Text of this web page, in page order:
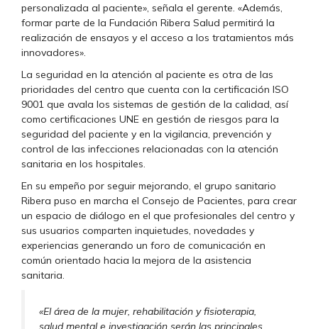
personalizada al paciente», señala el gerente. «Además,
formar parte de la Fundación Ribera Salud permitirá la
realización de ensayos y el acceso a los tratamientos más
innovadores».
La seguridad en la atención al paciente es otra de las
prioridades del centro que cuenta con la certificación ISO
9001 que avala los sistemas de gestión de la calidad, así
como certificaciones UNE en gestión de riesgos para la
seguridad del paciente y en la vigilancia, prevención y
control de las infecciones relacionadas con la atención
sanitaria en los hospitales.
En su empeño por seguir mejorando, el grupo sanitario
Ribera puso en marcha el Consejo de Pacientes, para crear
un espacio de diálogo en el que profesionales del centro y
sus usuarios comparten inquietudes, novedades y
experiencias generando un foro de comunicación en
común orientado hacia la mejora de la asistencia
sanitaria.
«El área de la mujer, rehabilitación y fisioterapia,
salud mental e investigación serán las principales